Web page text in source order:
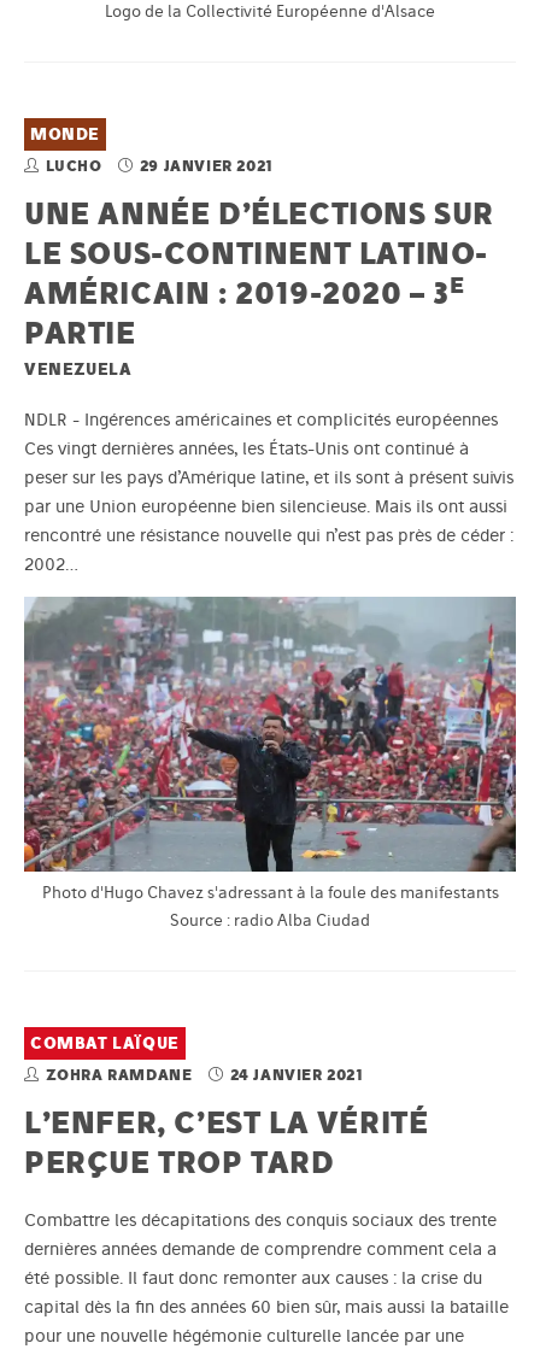
Logo de la Collectivité Européenne d'Alsace
MONDE
LUCHO 29 JANVIER 2021
UNE ANNÉE D’ÉLECTIONS SUR
LE SOUS-CONTINENT LATINO-
AMÉRICAIN : 2019-2020 – 3E
PARTIE
VENEZUELA
NDLR - Ingérences américaines et complicités européennes
Ces vingt dernières années, les États-Unis ont continué à
peser sur les pays d’Amérique latine, et ils sont à présent suivis
par une Union européenne bien silencieuse. Mais ils ont aussi
rencontré une résistance nouvelle qui n’est pas près de céder :
2002…
Photo d'Hugo Chavez s'adressant à la foule des manifestants
Source : radio Alba Ciudad
COMBAT LAÏQUE
ZOHRA RAMDANE 24 JANVIER 2021
L’ENFER, C’EST LA VÉRITÉ
PERÇUE TROP TARD
Combattre les décapitations des conquis sociaux des trente
dernières années demande de comprendre comment cela a
été possible. Il faut donc remonter aux causes : la crise du
capital dès la fin des années 60 bien sûr, mais aussi la bataille
pour une nouvelle hégémonie culturelle lancée par une